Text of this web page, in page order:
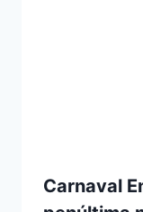
Carnaval